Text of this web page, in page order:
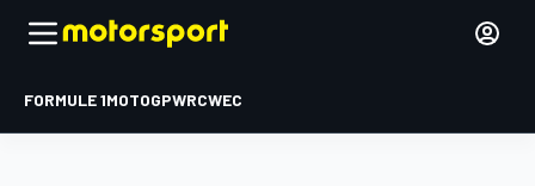
FORMULE 1MOTOGPWRCWEC